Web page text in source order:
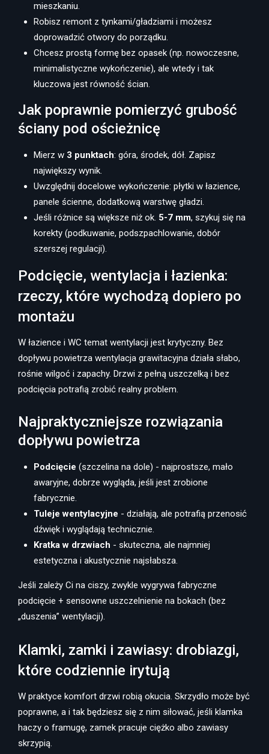
mieszkaniu.
Robisz remont z tynkami/gładziami i możesz
doprowadzić otwory do porządku.
Chcesz prostą formę bez opasek (np. nowoczesne,
minimalistyczne wykończenie), ale wtedy i tak
kluczowa jest równość ścian.
Jak poprawnie pomierzyć grubość
ściany pod ościeżnicę
Mierz w 3 punktach: góra, środek, dół. Zapisz
największy wynik.
Uwzględnij docelowe wykończenie: płytki w łazience,
panele ścienne, dodatkową warstwę gładzi.
Jeśli różnice są większe niż ok. 5-7 mm, szykuj się na
korekty (podkuwanie, podszpachlowanie, dobór
szerszej regulacji).
Podcięcie, wentylacja i łazienka:
rzeczy, które wychodzą dopiero po
montażu
W łazience i WC temat wentylacji jest krytyczny. Bez
dopływu powietrza wentylacja grawitacyjna działa słabo,
rośnie wilgoć i zapachy. Drzwi z pełną uszczelką i bez
podcięcia potrafią zrobić realny problem.
Najpraktyczniejsze rozwiązania
dopływu powietrza
Podcięcie (szczelina na dole) - najprostsze, mało
awaryjne, dobrze wygląda, jeśli jest zrobione
fabrycznie.
Tuleje wentylacyjne - działają, ale potrafią przenosić
dźwięk i wyglądają technicznie.
Kratka w drzwiach - skuteczna, ale najmniej
estetyczna i akustycznie najsłabsza.
Jeśli zależy Ci na ciszy, zwykle wygrywa fabryczne
podcięcie + sensowne uszczelnienie na bokach (bez
„duszenia” wentylacji).
Klamki, zamki i zawiasy: drobiazgi,
które codziennie irytują
W praktyce komfort drzwi robią okucia. Skrzydło może być
poprawne, a i tak będziesz się z nim siłować, jeśli klamka
haczy o framugę, zamek pracuje ciężko albo zawiasy
skrzypią.